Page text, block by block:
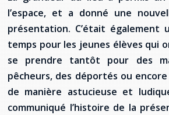
l’espace, et a donné une
présentation. C’était également
temps pour les jeunes élèves qui
se prendre tantôt pour des
pêcheurs, des déportés ou encore
de manière astucieuse et
communiqué l’histoire de la